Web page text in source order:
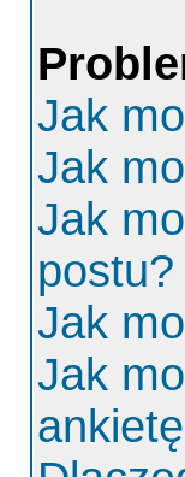
Jak
Jak
Jak
postu?
Jak
Jak